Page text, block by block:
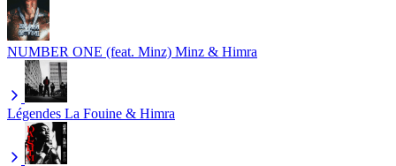
NUMBER ONE (feat. Minz) Minz & Himra
Légendes La Fouine & Himra